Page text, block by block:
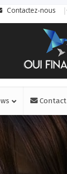
Contactez-nous
Contact